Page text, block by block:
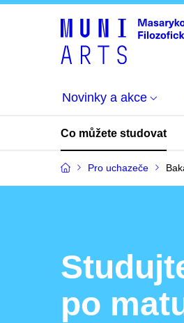
Novinky a akce
Co můžete studovat
Pro uchazeče
po